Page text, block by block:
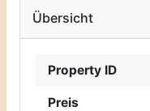
Übersicht
Property ID
Preis